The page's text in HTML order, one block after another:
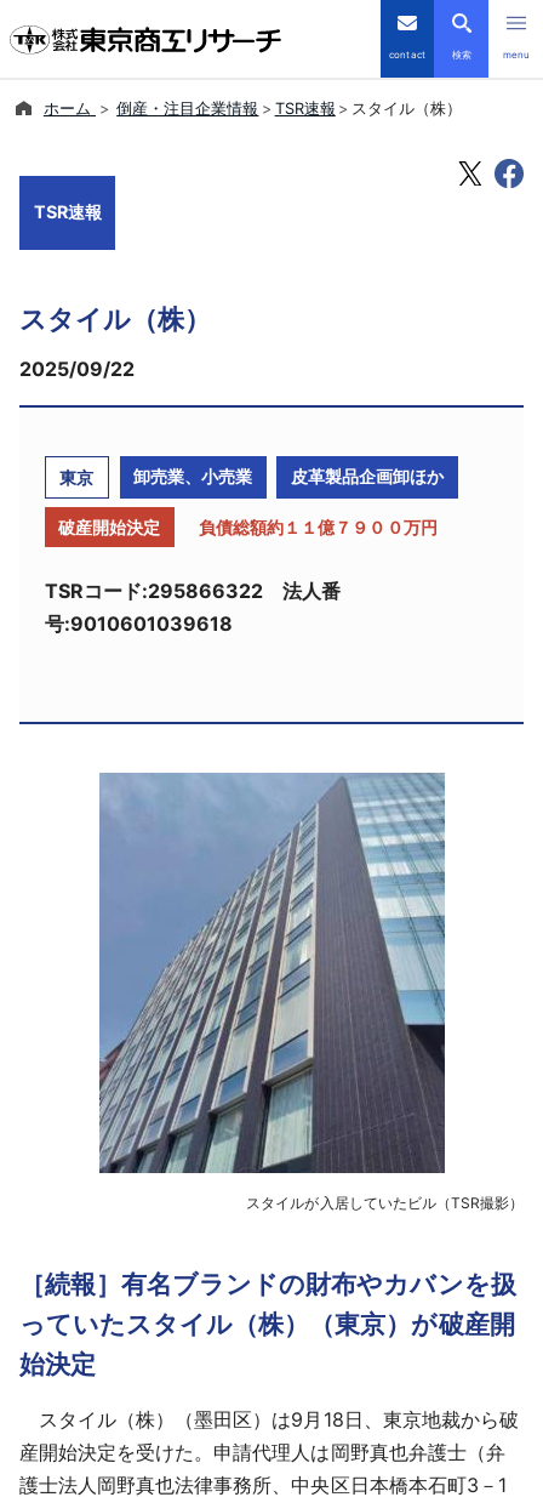
contact 検索 menu
優良企業サイト
よくあるご質問
ホーム 倒産・注目企業情報 TSR速報 スタイル（株）
TSR速報
スタイル（株）
2025/09/22
東京 卸売業、小売業 皮革製品企画卸ほか
破産開始決定 負債総額約１１億７９００万円
TSRコード:295866322 法人番
号:9010601039618
スタイルが入居していたビル（TSR撮影）
［続報］有名ブランドの財布やカバンを扱
っていたスタイル（株）（東京）が破産開
始決定
スタイル（株）（墨田区）は9月18日、東京地裁から破
産開始決定を受けた。申請代理人は岡野真也弁護士（弁
護士法人岡野真也法律事務所、中央区日本橋本石町3－1